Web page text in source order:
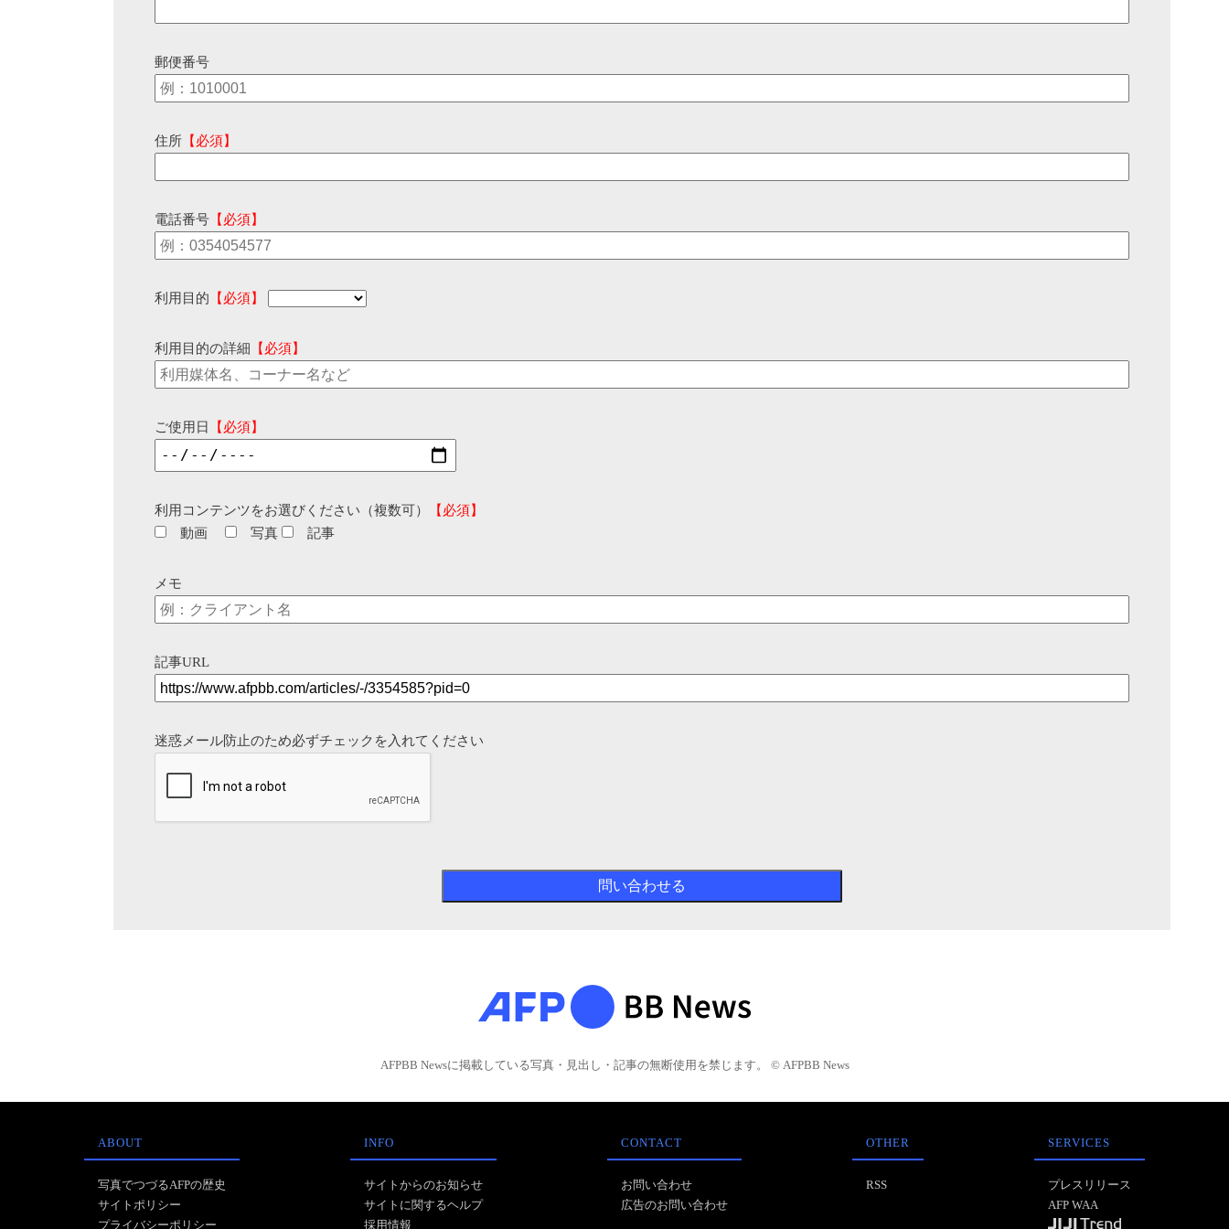
郵便番号
住所 【必須】
電話番号 【必須】
利用目的 【必須】
利用目的の詳細 【必須】
ご使用日 【必須】
利用コンテンツをお選びください（複数可）
【必須】
動画
写真 記事
メモ
記事URL
迷惑メール防止のため必ずチェックを入れてください
AFPBB Newsに掲載している写真・見出し・記事の無断使用を禁じます。 © AFPBB News
ABOUT
写真でつづるAFPの歴史
サイトポリシー
プライバシーポリシー
INFO
サイトからのお知らせ
サイトに関するヘルプ
採用情報
CONTACT
お問い合わせ
広告のお問い合わせ
OTHER
RSS
SERVICES
プレスリリース
AFP WAA